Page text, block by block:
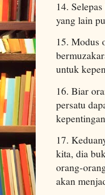
14.
yang lain
15. Modus
untuk
16. Biar
persatu
17.
kita, dia
orang-
akan